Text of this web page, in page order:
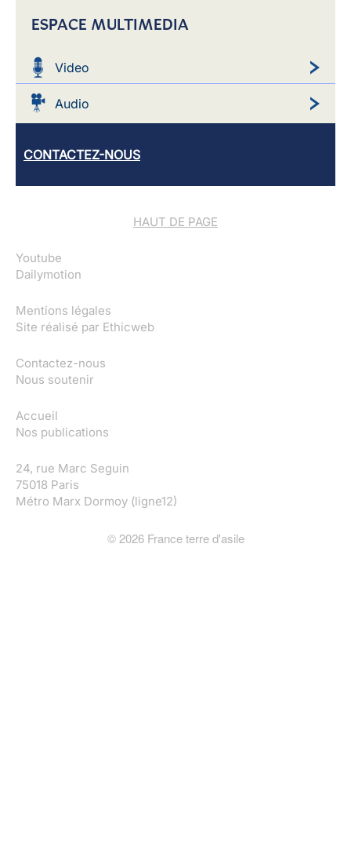
ESPACE MULTIMEDIA
Video
Audio
CONTACTEZ-NOUS
HAUT DE PAGE
Youtube
Dailymotion
Mentions légales
Site réalisé par Ethicweb
Contactez-nous
Nous soutenir
Accueil
Nos publications
24, rue Marc Seguin
75018 Paris
Métro Marx Dormoy (ligne12)
© 2026France terre d'asile